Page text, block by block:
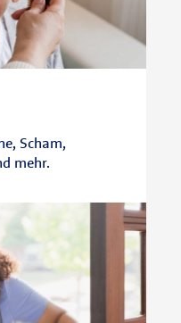
Scham,
mehr.